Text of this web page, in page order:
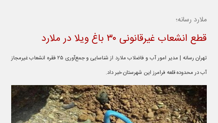
ملارد رسانه؛
قطع انشعاب غیرقانونی ۳۰ باغ ویلا در ملارد
تهران رسانه | مدیر امور آب و فاضلاب ملارد از شناسایی و جمع‌آوری ۲۵ فقره انشعاب غیرمجاز
آب در محدوده قلعه فرامرز این شهرستان خبر داد.